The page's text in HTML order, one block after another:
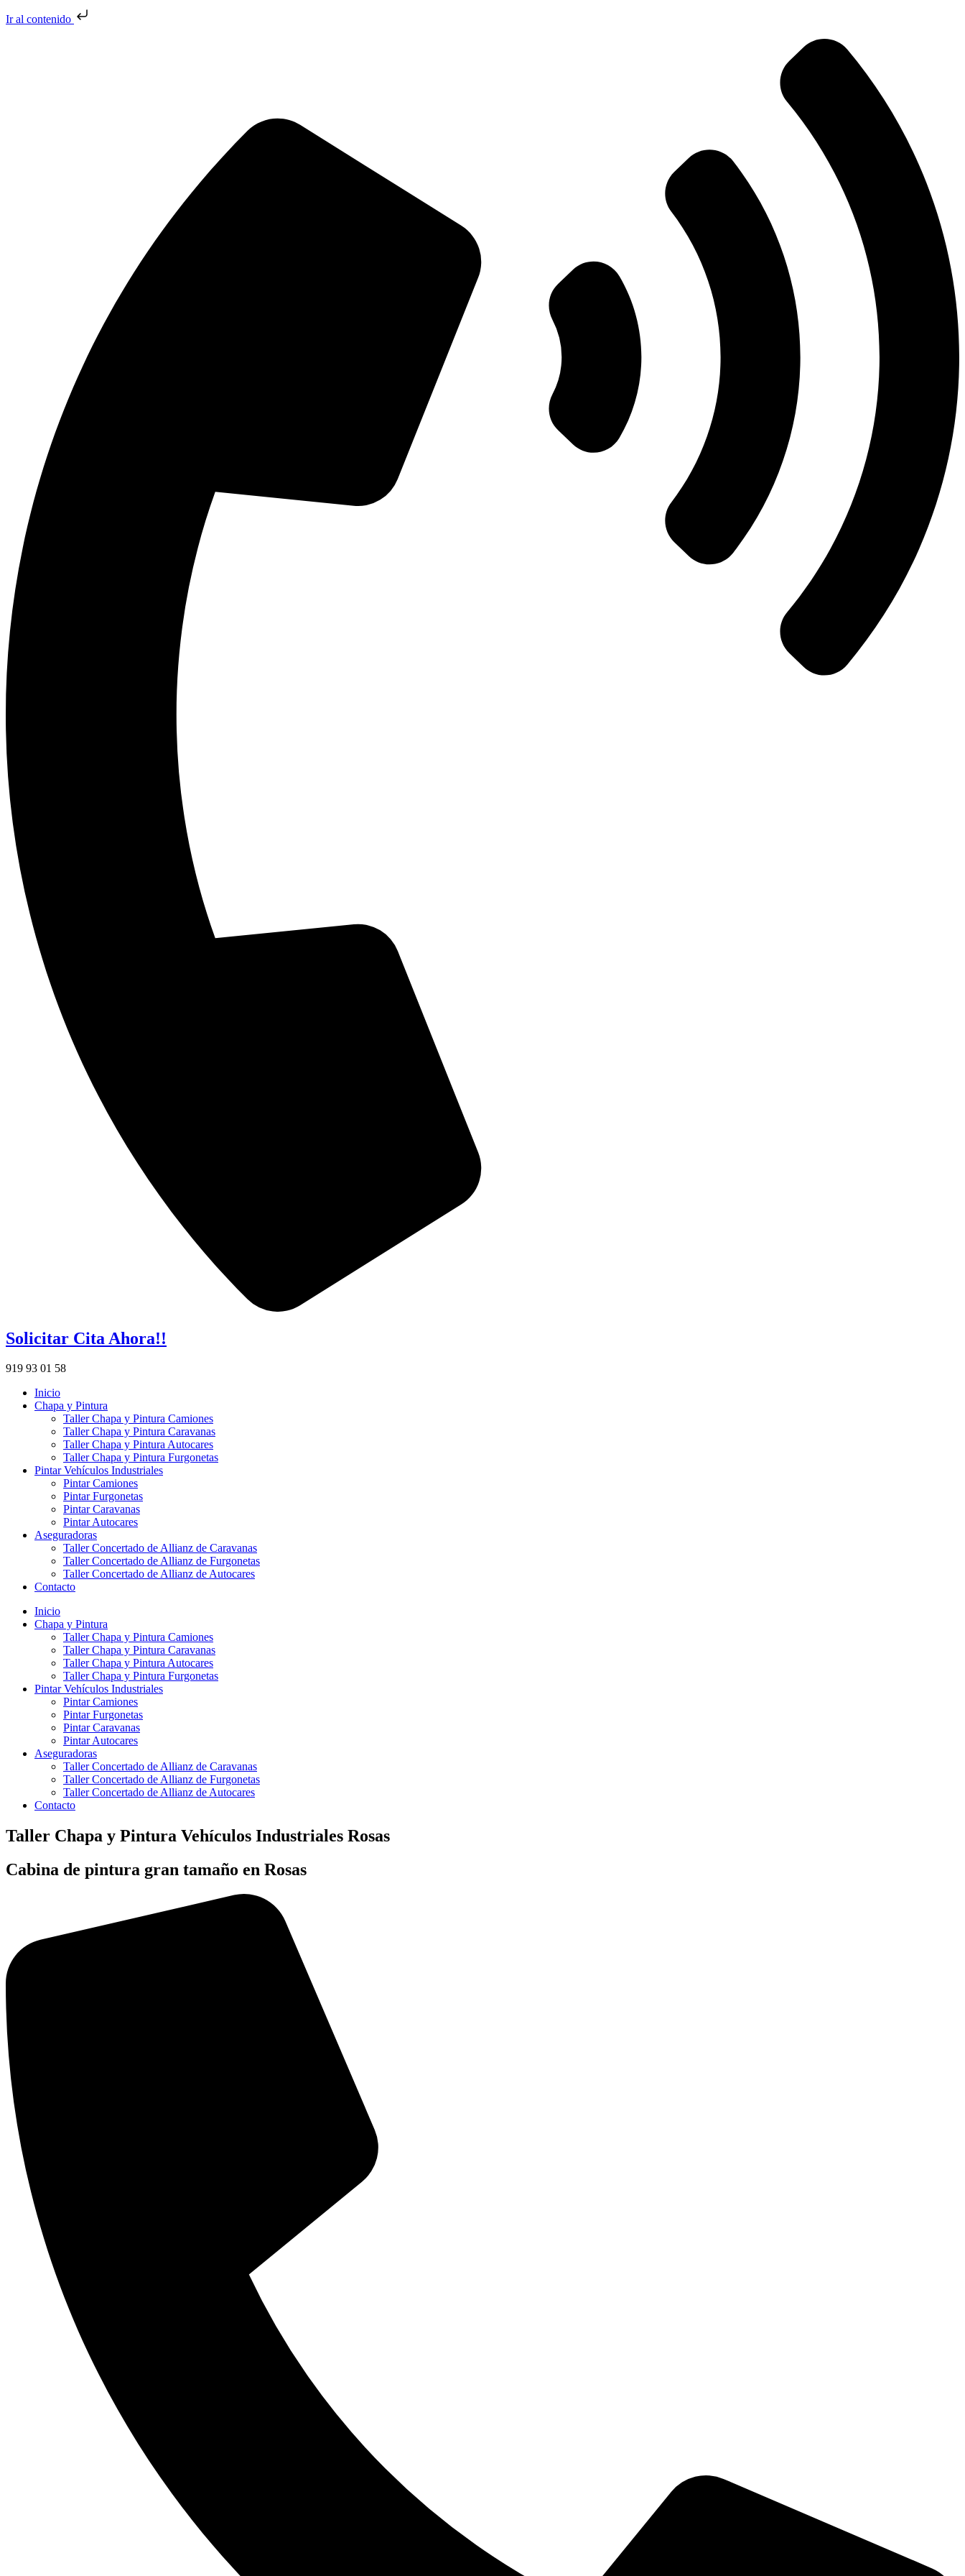
Ir al contenido
Solicitar Cita Ahora!!
919 93 01 58
Inicio
Chapa y Pintura
Taller Chapa y Pintura Camiones
Taller Chapa y Pintura Caravanas
Taller Chapa y Pintura Autocares
Taller Chapa y Pintura Furgonetas
Pintar Vehículos Industriales
Pintar Camiones
Pintar Furgonetas
Pintar Caravanas
Pintar Autocares
Aseguradoras
Taller Concertado de Allianz de Caravanas
Taller Concertado de Allianz de Furgonetas
Taller Concertado de Allianz de Autocares
Contacto
Inicio
Chapa y Pintura
Taller Chapa y Pintura Camiones
Taller Chapa y Pintura Caravanas
Taller Chapa y Pintura Autocares
Taller Chapa y Pintura Furgonetas
Pintar Vehículos Industriales
Pintar Camiones
Pintar Furgonetas
Pintar Caravanas
Pintar Autocares
Aseguradoras
Taller Concertado de Allianz de Caravanas
Taller Concertado de Allianz de Furgonetas
Taller Concertado de Allianz de Autocares
Contacto
Taller Chapa y Pintura Vehículos Industriales Rosas
Cabina de pintura gran tamaño en Rosas